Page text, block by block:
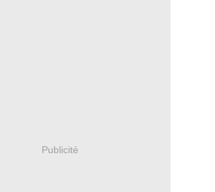
Publicité